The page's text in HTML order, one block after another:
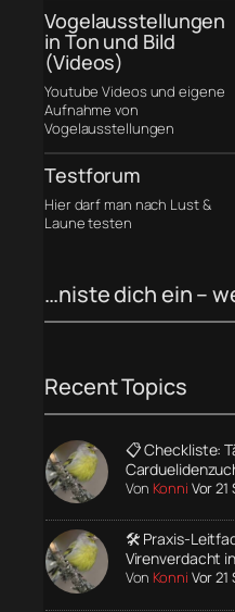
Vogelausstellungen
in Ton und Bild
(Videos)
Youtube Videos und eigene
Aufnahme von
Vogelausstellungen
Testforum
Hier darf man nach Lust &
Laune testen
…niste dich ein –
Recent Topics
📋 Checkliste:
Von Konni Vor
🛠️ Praxis-
Virenverdacht
Von Konni Vor